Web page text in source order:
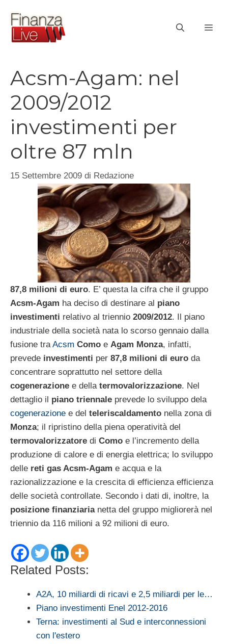
contenuto
Acsm-Agam: nel
2009/2012
investimenti per
oltre 87 mln
15 Settembre 2009 di Redazione
87,8 milioni di euro. E’ questa la cifra che il gruppo
Acsm-Agam ha deciso di destinare al piano
investimenti relativo al triennio 2009/2012. Il piano
industriale della società nata lo scorso gennaio dalla
fusione traAcsm Como e Agam Monza, infatti,
prevede investimenti per 87,8 milioni di euro da
concentrare soprattutto nel settore della
cogenerazione e della termovalorizzazione. Nel
dettaglio il piano triennale prevede lo sviluppo dela
cogenerazione e del teleriscaldamento nella zona di
Monza; il ripristino della piena operatività del
termovalorizzatore di Como e l’incremento della
produzione di calore e di energia elettrica; lo sviluppo
delle reti gas Acsm-Agam e acqua e la
razionalizzazione e la crescita di efficienza efficienza
delle società controllate. Secondo i dati di, inoltre, la
posizione finanziarianetta del gruppo migliorerà nel
triennio da 116 milioni a 92 milioni di euro.
Related Posts:
A2A, 10 miliardi di ricavi e 2,5 miliardi per le…
Piano investimenti Enel 2012-2016
Terna: investimenti al Sud e interconnessioni
con l'estero